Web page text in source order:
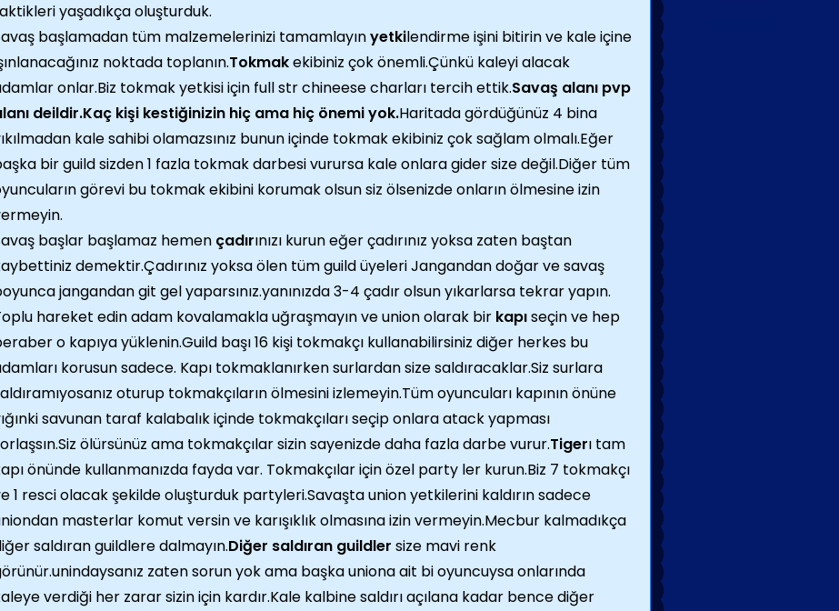
yaşadıkça oluşturduk.
başlamadan tüm malzemelerinizi tamamlayınyetkilendirme işini bitirin ve kale içine
noktada toplanın.Tokmakekibiniz çok önemli.Çünkü kaleyi alacak
onlar.Biz tokmak yetkisi için full str chineese charları tercih ettik.Savaş alanı pvp
deildir.Kaç kişi kestiğinizin hiç ama hiç önemi yok.Haritada gördüğünüz 4 bina
kale sahibi olamazsınız bunun içinde tokmak ekibiniz çok sağlam olmalı.Eğer
bir guild sizden 1 fazla tokmak darbesi vurursa kale onlara gider size değil.Diğer tüm
görevi bu tokmak ekibini korumak olsun siz ölsenizde onların ölmesine izin
başlar başlamaz hemen çadırınızı kurun eğer çadırınız yoksa zaten baştan
demektir.Çadırınız yoksa ölen tüm guild üyeleri Jangandan doğar ve savaş
jangandan git gel yaparsınız.yanınızda 3-4 çadır olsun yıkarlarsa tekrar yapın.
hareket edin adam kovalamakla uğraşmayın ve union olarak bir kapıseçin ve hep
o kapıya yüklenin.Guild başı 16 kişi tokmakçı kullanabilirsiniz diğer herkes bu
korusun sadece. Kapı tokmaklanırken surlardan size saldıracaklar.Siz surlara
oturup tokmakçıların ölmesini izlemeyin.Tüm oyuncuları kapının önüne
savunan taraf kalabalık içinde tokmakçıları seçip onlara atack yapması
ölürsünüz ama tokmakçılar sizin sayenizde daha fazla darbe vurur.Tigerı tam
önünde kullanmanızda fayda var. Tokmakçılar için özel party ler kurun.Biz 7 tokmakçı
1 resci olacak şekilde oluşturduk partyleri.Savaşta union yetkilerini kaldırın sadece
masterlar komut versin ve karışıklık olmasına izin vermeyin.Mecbur kalmadıkça
saldıran guildlere dalmayın.Diğer saldıran guildler size mavi renk
zaten sorun yok ama başka uniona ait bi oyuncuysa onlarında
verdiği her zarar sizin için kardır.Kale kalbine saldırı açılana kadar bence diğer